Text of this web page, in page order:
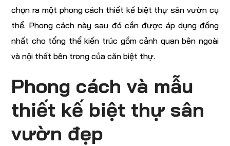
chọn ra một phong cách thiết kế biệt thự sân vườn cụ
thể. Phong cách này sau đó cần được áp dụng đồng
nhất cho tổng thể kiến trúc gồm cảnh quan bên ngoài
và nội thất bên trong của căn biệt thự.
Phong cách và mẫu
thiết kế biệt thự sân
vườn đẹp